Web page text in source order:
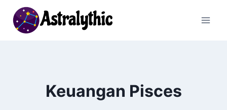
content
Keuangan Pisces